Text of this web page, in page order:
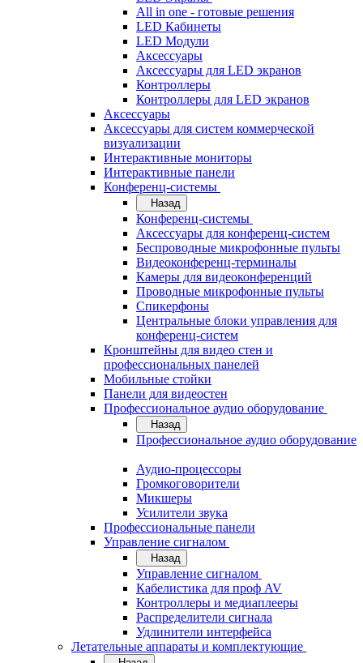
All in one - готовые решения
LED Кабинеты
LED Модули
Аксессуары
Аксессуары для LED экранов
Контроллеры
Контроллеры для LED экранов
Аксессуары
Аксессуары для систем коммерческой
визуализации
Интерактивные мониторы
Интерактивные панели
Конференц-системы
Назад
Конференц-системы
Аксессуары для конференц-систем
Беспроводные микрофонные пульты
Видеоконференц-терминалы
Камеры для видеоконференций
Проводные микрофонные пульты
Спикерфоны
Центральные блоки управления для
конференц-систем
Кронштейны для видео стен и
профессиональных панелей
Мобильные стойки
Панели для видеостен
Профессиональное аудио оборудование
Назад
Профессиональное аудио оборудование
Аудио-процессоры
Громкоговорители
Микшеры
Усилители звука
Профессиональные панели
Управление сигналом
Назад
Управление сигналом
Кабелистика для проф AV
Контроллеры и медиаплееры
Распределители сигнала
Удлинители интерфейса
Летательные аппараты и комплектующие